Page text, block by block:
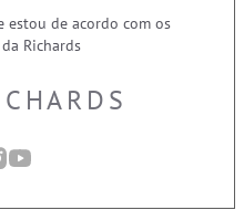
estou de acordo com os
da Richards